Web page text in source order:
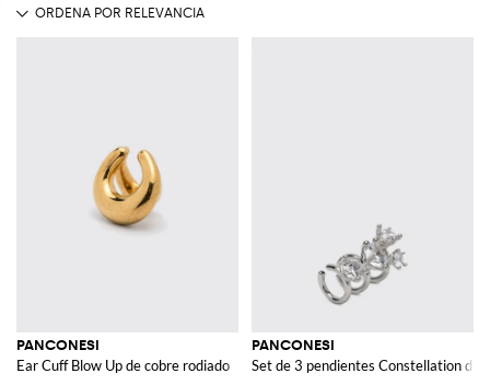
PANCONESI
Ear Cuff Blow Up de cobre rodiado
PANCONESI
Set de 3 pendientes Constellation de